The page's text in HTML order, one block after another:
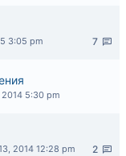
7
3:05 pm
5:30 pm
2
2014 12:28 pm